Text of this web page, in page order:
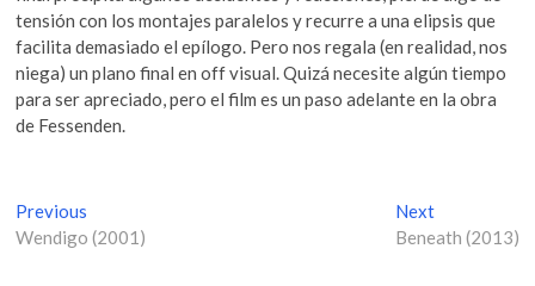
tensión con los montajes paralelos y recurre a una elipsis que
facilita demasiado el epílogo. Pero nos regala (en realidad, nos
niega) un plano final en off visual. Quizá necesite algún tiempo
para ser apreciado, pero el film es un paso adelante en la obra
de Fessenden.
N
a
Previous
r
Wendigo (2001)
NextN
e
Beneath (2013)